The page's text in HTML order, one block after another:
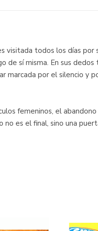
todos los días por
de sí misma. En sus
por el silencio y
femeninos, el
es el final, sino una